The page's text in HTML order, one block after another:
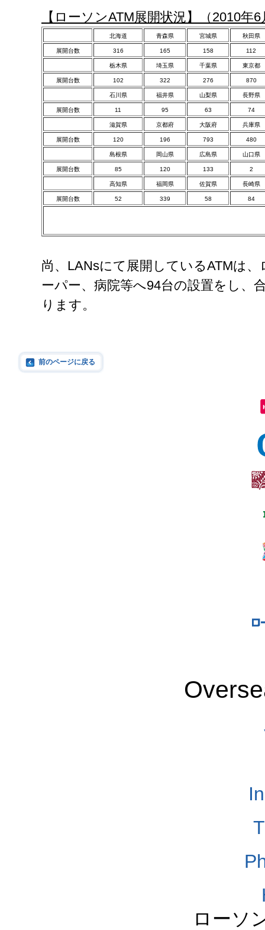
【ローソンATM展開状況】（2010年
北海道 青森県 宮城県 秋田県
展開台数 316 165 158 112
栃木県 埼玉県 千葉県 東京都
展開台数 102 322 276 870
石川県 福井県 山梨県 長野県
展開台数 11 95 63 74
滋賀県 京都府 大阪府 兵庫県
展開台数 120 196 793 480
島根県 岡山県 広島県 山口県
展開台数 85 120 133 2
高知県 福岡県 佐賀県 長崎県
展開台数 52 339 58 84
尚、LANsにて展開しているATMは
ーパー、病院等へ94台の設置をし、
ります。
前のページに戻る
ローソ